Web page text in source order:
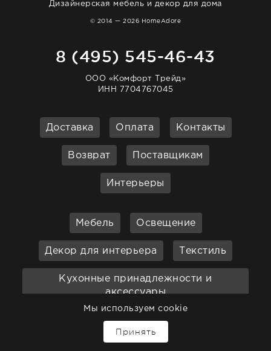
Дизайнерская мебель и декор для дома
© 2014 — 2026 HomeAdore
8 (495) 545-46-43
ООО «Комфорт Трейд»
ИНН 7704767045
Доставка Оплата Контакты
Возврат Поставщикам
Интерьеры
Мебель Освещение
Декор для интерьера Текстиль
Кухонные принадлежности и
аксессуары
Ванная Садовая мебель
Мы используем cookie
Принять